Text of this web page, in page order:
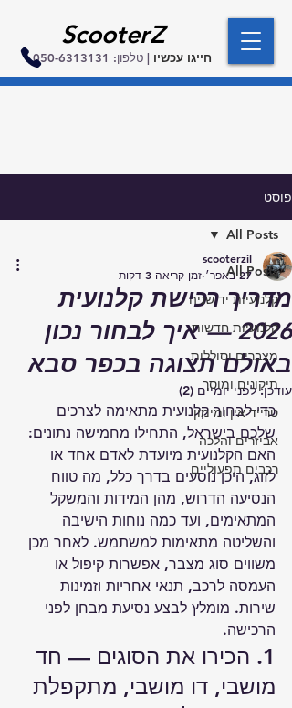
חייגו עכשיו | טלפון: 050-6313131
ScooterZ
פוסט
All Posts
קלנועיות יד שניה
קלנועיות חדשות
מצברים וסוללות
תיקונים ומוסך
טרייד אין ומימון
אביזרים והלכה
רכבים תפעוליים
All Posts
מדריך רכישת קלנועית
2026 — איך לבחור נכון
באולם תצוגה בכפר סבא
scooterzil
27 באפר׳
זמן קריאה 3 דקות
עודכן:לפני יומיים (2)
כדי לבחור קלנועית מתאימה לצרכים
שלכם בישראל, התחילו מחמישה נתונים:
האם הקלנועית מיועדת לאדם אחד או
לזוג, היכן נוסעים בדרך כלל, מה טווח
הנסיעה הדרוש, מהן המידות והמשקל
המתאימים, ועד כמה נוחות הישיבה
והשליטה מתאימות למשתמש. לאחר מכן
משווים סוג מצבר, אפשרות קיפול או
העמסה לרכב, תנאי אחריות וזמינות
שירות. מומלץ לבצע נסיעת מבחן לפני
הרכישה.
1. הכירו את הסוגים — חד
מושבי, דו מושבי, מתקפלת